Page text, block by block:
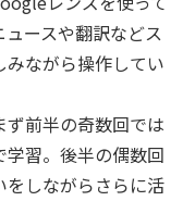
ースや翻訳などス
ながら操作してい
前半の奇数回では
習。後半の偶数回
しながらさらに活